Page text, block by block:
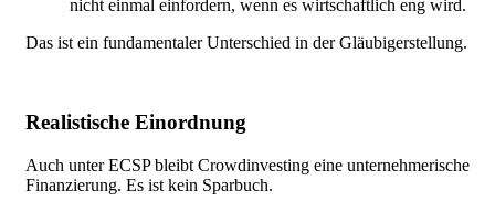
nicht einmal einfordern, wenn es wirtschaftlich eng wird.
Das ist ein fundamentaler Unterschied in der Gläubigerstellung.
Realistische Einordnung
Auch unter ECSP bleibt Crowdinvesting eine unternehmerische
Finanzierung. Es ist kein Sparbuch.